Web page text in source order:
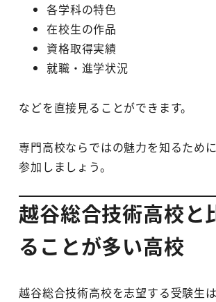
各学科の特色
在校生の作品
資格取得実績
就職・進学状況
などを直接見ることができます。
専門高校ならではの魅力を知るため
参加しましょう。
越谷総合技術高校と
ることが多い高校
越谷総合技術高校を志望する受験生は